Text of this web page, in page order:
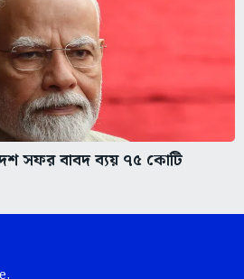
সফর বাবদ ব্যয় ৭৫ কোটি